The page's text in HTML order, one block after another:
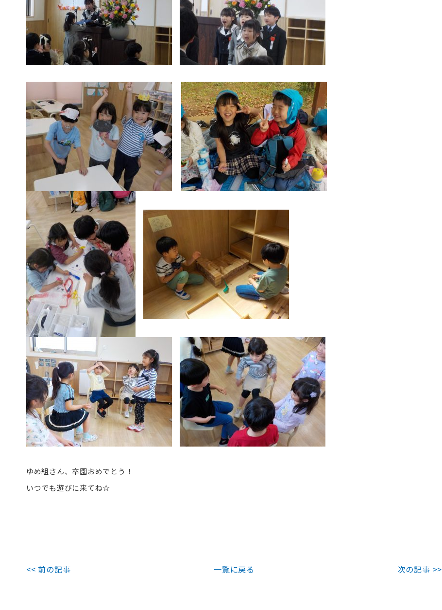
ゆめ組さん、卒園おめでとう！
いつでも遊びに来てね☆
<< 前の記事 一覧に戻る 次の記事 >>